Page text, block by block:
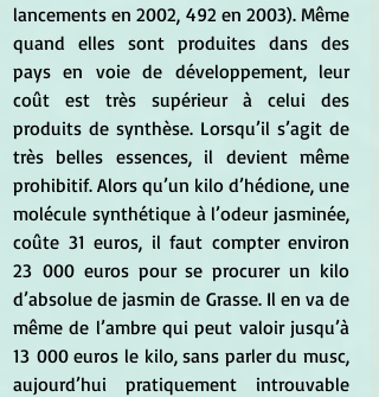
lancements en 2002, 492 en 2003). Même
quand elles sont produites dans des
pays en voie de développement, leur
coût est très supérieur à celui des
produits de synthèse. Lorsqu’il s’agit de
très belles essences, il devient même
prohibitif. Alors qu’un kilo d’hédione, une
molécule synthétique à l’odeur jasminée,
coûte 31 euros, il faut compter environ
23 000 euros pour se procurer un kilo
d’absolue de jasmin de Grasse. Il en va de
même de l’ambre qui peut valoir jusqu’à
13 000 euros le kilo, sans parler du musc,
aujourd’hui pratiquement introuvable